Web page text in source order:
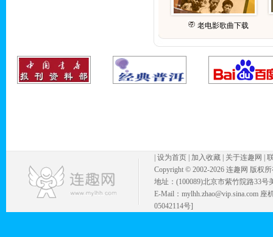
老电影歌曲下载
设为首页 加入收藏 关于连趣网
Copyright © 2002-2026 连趣网 版权
地址：(100089)北京市紫竹院路33号
E-Mail：mylhh.zhao@vip.sina.com
05042114号]